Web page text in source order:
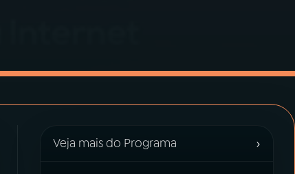
Veja mais do Programa ›